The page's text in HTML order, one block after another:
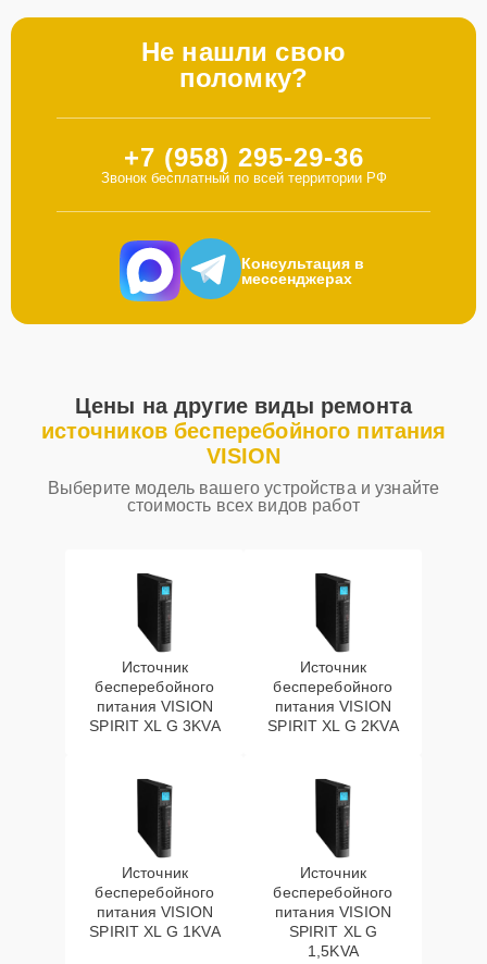
Не нашли свою
поломку?
+7 (958) 295-29-36
Звонок бесплатный по всей территории РФ
Консультация в
мессенджерах
Цены на другие виды ремонта
источников бесперебойного питания
VISION
Выберите модель вашего устройства и узнайте
стоимость всех видов работ
Источник
бесперебойного
питания VISION
SPIRIT XL G 3KVA
Источник
бесперебойного
питания VISION
SPIRIT XL G 2KVA
Источник
бесперебойного
питания VISION
SPIRIT XL G 1KVA
Источник
бесперебойного
питания VISION
SPIRIT XL G
1,5KVA